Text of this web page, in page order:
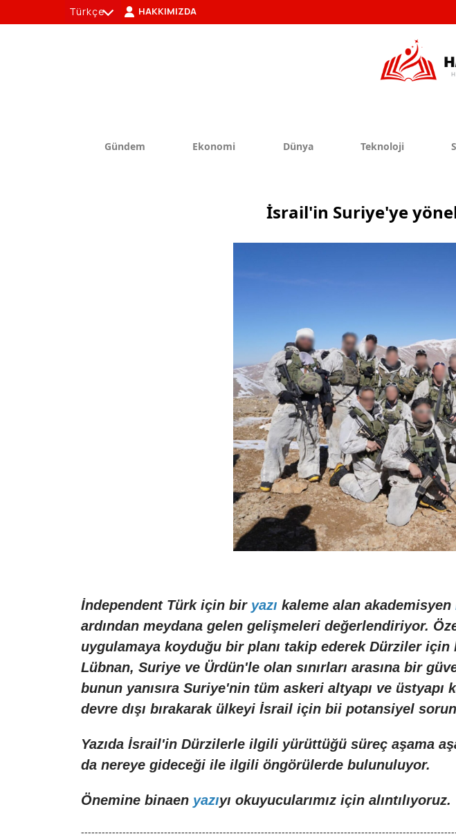
Gündem Ekonomi Dünya Teknoloji
İsrail'in Suriye'ye
İndependent Türk için bir yazı kaleme alan akademisyen
ardından meydana gelen gelişmeleri değerlendiriyor.
uygulamaya koyduğu bir planı takip ederek Dürziler
Lübnan, Suriye ve Ürdün'le olan sınırları arasına bir
bunun yanısıra Suriye'nin tüm askeri altyapı ve
devre dışı bırakarak ülkeyi İsrail için bii potansiyel
Yazıda İsrail'in Dürzilerle ilgili yürüttüğü süreç aşama
da nereye gideceği ile ilgili öngörülerde bulunuluyor.
Önemine binaen yazıyı okuyucularımız için alıntılıyoruz.
Türkçe
HAKKIMIZDA